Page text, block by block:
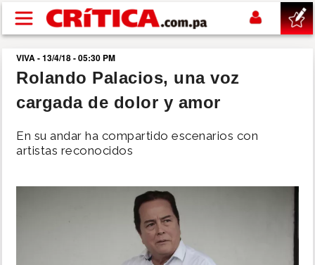
Pasar al contenido principal
buscar
SUCESOS
NACIONAL
VIVA - 13/4/18 - 05:30 PM
Rolando Palacios, una voz
cargada de dolor y amor
En su andar ha compartido escenarios con
artistas reconocidos